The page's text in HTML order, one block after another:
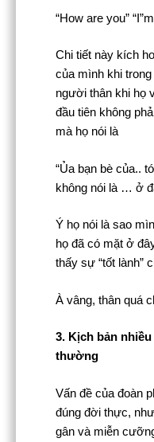
“How are you”
Chi tiết này kích
của mình khi
người thân khi họ
đầu tiên không
mà họ nói là
“Ủa bạn bè của..
không nói là … ở
Ý họ nói là sao
họ đã có mặt ở
thấy sự “tốt lành”
À vâng, thân quá
3. Kịch bản
thường
Vấn đề của đoàn
đúng đời thực,
gân và miễn